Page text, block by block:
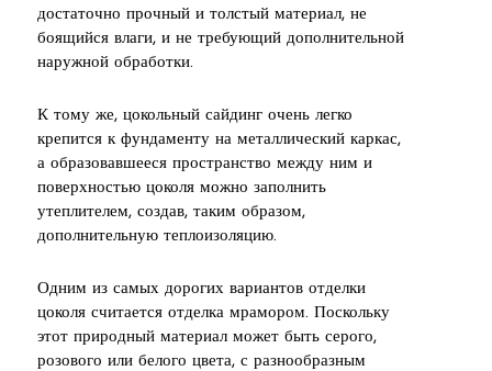
достаточно прочный и толстый материал, не
боящийся влаги, и не требующий дополнительной
наружной обработки.
К тому же, цокольный сайдинг очень легко
крепится к фундаменту на металлический каркас,
а образовавшееся пространство между ним и
поверхностью цоколя можно заполнить
утеплителем, создав, таким образом,
дополнительную теплоизоляцию.
Одним из самых дорогих вариантов отделки
цоколя считается отделка мрамором. Поскольку
этот природный материал может быть серого,
розового или белого цвета, с разнообразным